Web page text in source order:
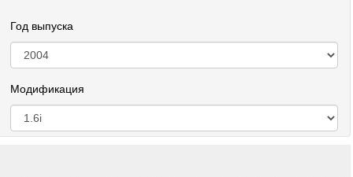
Год выпуска
Модификация